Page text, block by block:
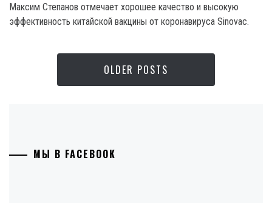
Максим Степанов отмечает хорошее качество и высокую
эффективность китайской вакцины от коронавируса Sinovac.
OLDER POSTS
МЫ В FACEBOOK